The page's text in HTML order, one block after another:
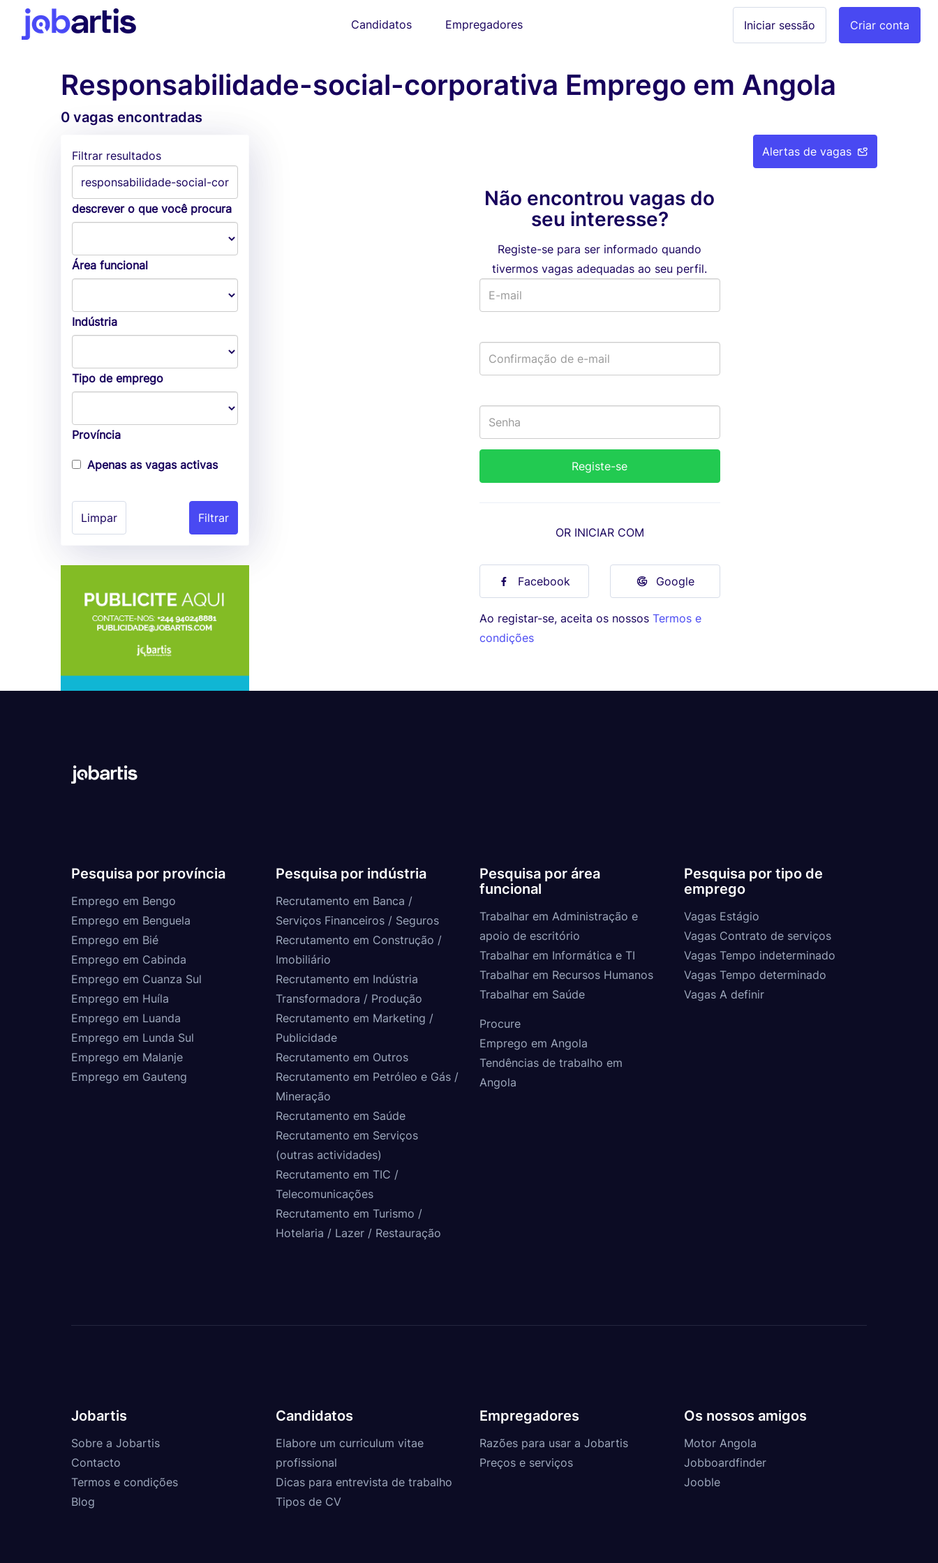
Candidatos Empregadores Criar conta
Iniciar sessão
Responsabilidade-social-corporativa Emprego em Angola
0 vagas encontradas
Alertas de vagas
Filtrar resultados
descrever o que você procura
Área funcional
Indústria
Tipo de emprego
Província
Apenas as vagas activas
Limpar
Não encontrou vagas do
seu interesse?
Registe-se para ser informado quando
tivermos vagas adequadas ao seu perfil.
OR INICIAR COM
Facebook Google
Ao registar-se, aceita os nossos Termos e
condições
Pesquisa por província
Emprego em Bengo
Emprego em Benguela
Emprego em Bié
Emprego em Cabinda
Emprego em Cuanza Sul
Emprego em Huíla
Emprego em Luanda
Emprego em Lunda Sul
Emprego em Malanje
Emprego em Gauteng
Pesquisa por indústria
Recrutamento em Banca /
Serviços Financeiros / Seguros
Recrutamento em Construção /
Imobiliário
Recrutamento em Indústria
Transformadora / Produção
Recrutamento em Marketing /
Publicidade
Recrutamento em Outros
Recrutamento em Petróleo e Gás /
Mineração
Recrutamento em Saúde
Recrutamento em Serviços
(outras actividades)
Recrutamento em TIC /
Telecomunicações
Recrutamento em Turismo /
Hotelaria / Lazer / Restauração
Pesquisa por área
funcional
Trabalhar em Administração e
apoio de escritório
Trabalhar em Informática e TI
Trabalhar em Recursos Humanos
Trabalhar em Saúde
Pesquisa por tipo de
emprego
Vagas Estágio
Vagas Contrato de serviços
Vagas Tempo indeterminado
Vagas Tempo determinado
Vagas A definir
Procure
Emprego em Angola
Tendências de trabalho em
Angola
Jobartis
Sobre a Jobartis
Contacto
Termos e condições
Blog
Candidatos
Elabore um curriculum vitae
profissional
Dicas para entrevista de trabalho
Tipos de CV
Empregadores
Razões para usar a Jobartis
Preços e serviços
Os nossos amigos
Motor Angola
Jobboardfinder
Jooble